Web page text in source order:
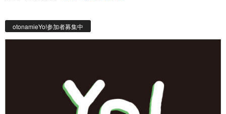
otonamieYo!参加者募集中